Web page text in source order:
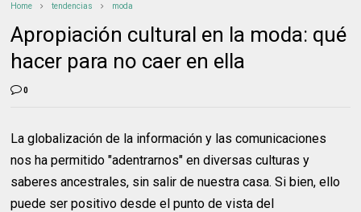
Home tendencias moda
Apropiación cultural en la moda: qué
hacer para no caer en ella
0
La globalización de la información y las comunicaciones
nos ha permitido "adentrarnos" en diversas culturas y
saberes ancestrales, sin salir de nuestra casa. Si bien, ello
puede ser positivo desde el punto de vista del